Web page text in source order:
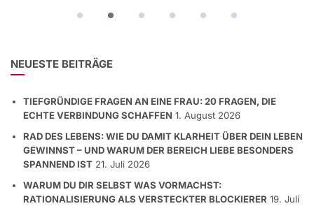
NEUESTE BEITRÄGE
TIEFGRÜNDIGE FRAGEN AN EINE FRAU: 20 FRAGEN, DIE
ECHTE VERBINDUNG SCHAFFEN 1. August 2026
RAD DES LEBENS: WIE DU DAMIT KLARHEIT ÜBER DEIN LEBEN
GEWINNST – UND WARUM DER BEREICH LIEBE BESONDERS
SPANNEND IST 21. Juli 2026
WARUM DU DIR SELBST WAS VORMACHST:
RATIONALISIERUNG ALS VERSTECKTER BLOCKIERER 19. Juli